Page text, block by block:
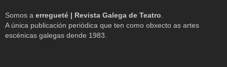
Somos a erregueté | Revista Galega de Teatro
A única publicación periódica que ten como obxecto as artes
escénicas galegas dende 1983.